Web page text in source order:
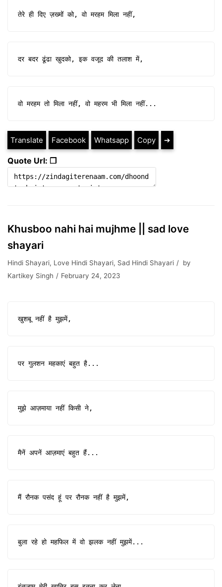
तेरे ही दिए ज़ख्मों को, वो मरहम मिला नहीं,
दर बदर ढूंढा खुदको, इक वजूद की तलाश में,
वो मरहम तो मिला नहीं, वो महरम भी मिला नहीं...
Translate Facebook Whatsapp Copy ➔
Quote Url: ❐
Khusboo nahi hai mujhme || sad love
shayari
Hindi Shayari, Love Hindi Shayari, Sad Hindi Shayari
by
Kartikey Singh
February 24, 2023
खुशबू नहीं है मुझमें,
पर गुलशन महकाएं बहुत है...
मुझे आज़माया नहीं किसी ने,
मैनें अपनें आज़माएं बहुत हैं...
मैं रौनक पसंद हूं पर रौनक नहीं है मुझमें,
बुला रहे हो महफिल में वो झलक नहीं मुझमें...